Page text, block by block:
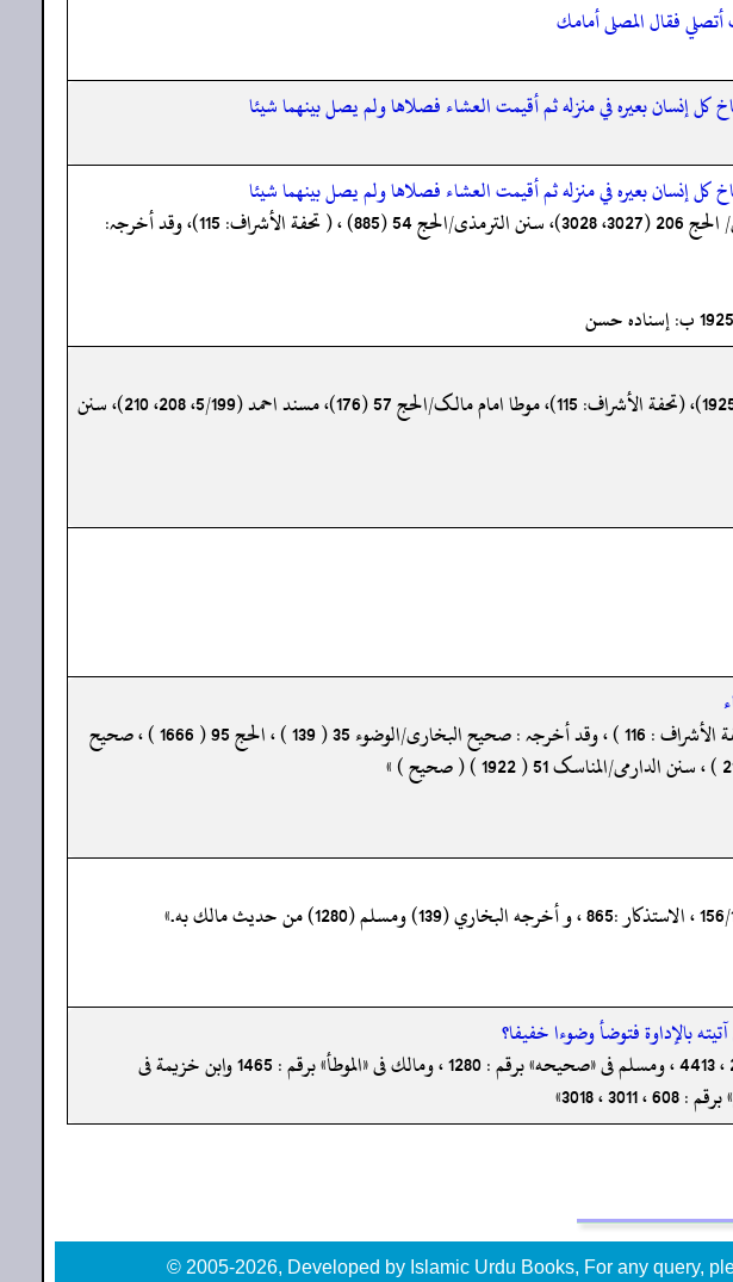
فقال المصلى أمامك
إنسان بعيره في منزله ثم أقيمت العشاء فصلاها ولم يصل بينهما شيئا
إنسان بعيره في منزله ثم أقيمت العشاء فصلاها ولم يصل بينهما شيئا
« صحیح البخاری/الوضوء 35 (139)، والحج 95 (1666)، صحیح مسلم/الحج 47 (1280)، سنن النسائی/ الحج 206 (3027، 3028)، سنن الترمذی/الحج 54 (885) ، ( تحفة الأشراف: 115)، وقد أخرجہ:
«صحیح البخاری/الوضوء 35 (181)، الحج 95 (1672)، الحج 47 (1280)، سنن ابی داود/المناسک 64 (1925)، (تحفة الأشراف: 115)، موطا امام مالک/الحج 57 (176)، مسند احمد (5/199، 208، 210)، سنن
«سنن ابی داود/المناسک 64 ( 1921 ) ، سنن النسائی/المواقیت 50 ( 610 ) ، الحج 206 ( 3028 ) ، ( تحفة الأشراف : 116 ) ، وقد أخرجہ : صحیح البخاری/الوضوء 35 ( 139 ) ، الحج 95 ( 1666 ) ، صحیح
بالإداوة فتوضأ وضوءا خفيفا؟
« إسناده صحيح وأخرجه البخاري فى «صحيحه» برقم : 139 ، 181 ، 1666 ، 1667 ، 1669 ، 1672 ، 2999 ، 4413 ، ومسلم فى «صحيحه» برقم : 1280 ، ومالك فى «الموطأ» برقم : 1465 وابن خزيمة فى
© 2005-2026, Developed by Islamic Urdu Books, For any query,